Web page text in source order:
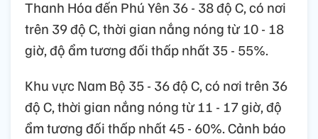
Thanh Hóa đến Phú Yên 36 - 38 độ C, có nơi
trên 39 độ C, thời gian nắng nóng từ 10 - 18
giờ, độ ẩm tương đối thấp nhất 35 - 55%.
Khu vực Nam Bộ 35 - 36 độ C, có nơi trên 36
độ C, thời gian nắng nóng từ 11 - 17 giờ, độ
ẩm tương đối thấp nhất 45 - 60%. Cảnh báo